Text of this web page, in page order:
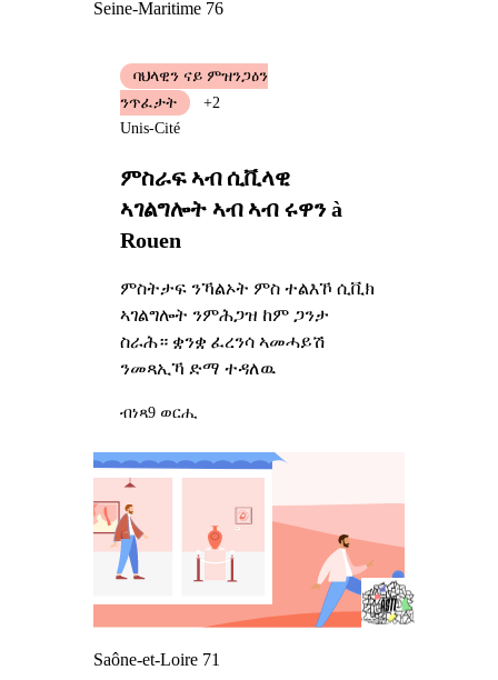
Seine-Maritime 76
ምስራፍ ኣብ ሲቪላዊ
ኣገልግሎት ኣብ ኣብ ሩዋን à
Rouen
ምስትታፍ ንኻልኦት ምስ ተልእኾ ሲቪክ
ኣገልግሎት ንምሕጋዝ ከም ጋንታ
ስራሕ። ቋንቋ ፈረንሳ ኣመሓይሽ
ንመጻኢኻ ድማ ተዳለዉ
ባህላዊን ናይ ምዝንጋዕን
ንጥፈታት
+2
Unis-Cité
ብነጻ9 ወርሒ
Saône-et-Loire 71